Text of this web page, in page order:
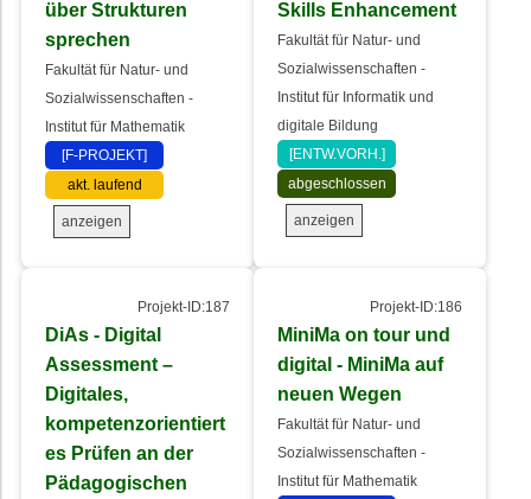
über Strukturen
sprechen
Fakultät für Natur- und
Sozialwissenschaften -
Institut für Mathematik
[F-PROJEKT]
akt. laufend
anzeigen
Skills Enhancement
Fakultät für Natur- und
Sozialwissenschaften -
Institut für Informatik und
digitale Bildung
[ENTW.VORH.]
abgeschlossen
anzeigen
Projekt-ID:187
DiAs - Digital
Assessment –
Digitales,
kompetenzorientiert
es Prüfen an der
Pädagogischen
Projekt-ID:186
MiniMa on tour und
digital - MiniMa auf
neuen Wegen
Fakultät für Natur- und
Sozialwissenschaften -
Institut für Mathematik